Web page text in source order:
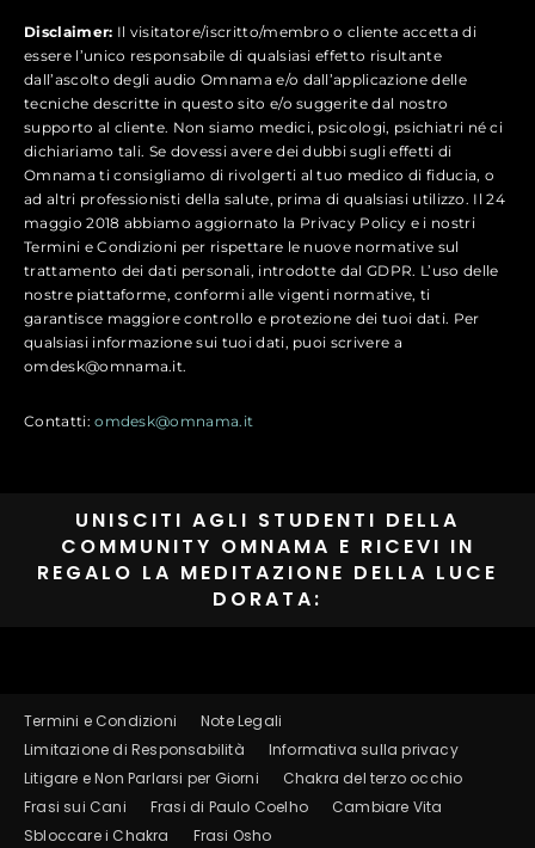
Disclaimer: Il visitatore/iscritto/membro o cliente accetta di
essere l’unico responsabile di qualsiasi effetto risultante
dall’ascolto degli audio Omnama e/o dall’applicazione delle
tecniche descritte in questo sito e/o suggerite dal nostro
supporto al cliente. Non siamo medici, psicologi, psichiatri né ci
dichiariamo tali. Se dovessi avere dei dubbi sugli effetti di
Omnama ti consigliamo di rivolgerti al tuo medico di fiducia, o
ad altri professionisti della salute, prima di qualsiasi utilizzo. Il 24
maggio 2018 abbiamo aggiornato la Privacy Policy e i nostri
Termini e Condizioni per rispettare le nuove normative sul
trattamento dei dati personali, introdotte dal GDPR. L’uso delle
nostre piattaforme, conformi alle vigenti normative, ti
garantisce maggiore controllo e protezione dei tuoi dati. Per
qualsiasi informazione sui tuoi dati, puoi scrivere a
omdesk@omnama.it.
Contatti:omdesk@omnama.it
UNISCITI AGLI STUDENTI DELLA
COMMUNITY OMNAMA E RICEVI IN
REGALO LA MEDITAZIONE DELLA LUCE
DORATA:
Termini e Condizioni
Note Legali
Limitazione di Responsabilità
Informativa sulla privacy
Litigare e Non Parlarsi per Giorni
Chakra del terzo occhio
Frasi sui Cani
Frasi di Paulo Coelho
Cambiare Vita
Sbloccare i Chakra
Frasi Osho